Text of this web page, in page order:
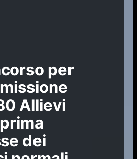
per
Allievi
dei